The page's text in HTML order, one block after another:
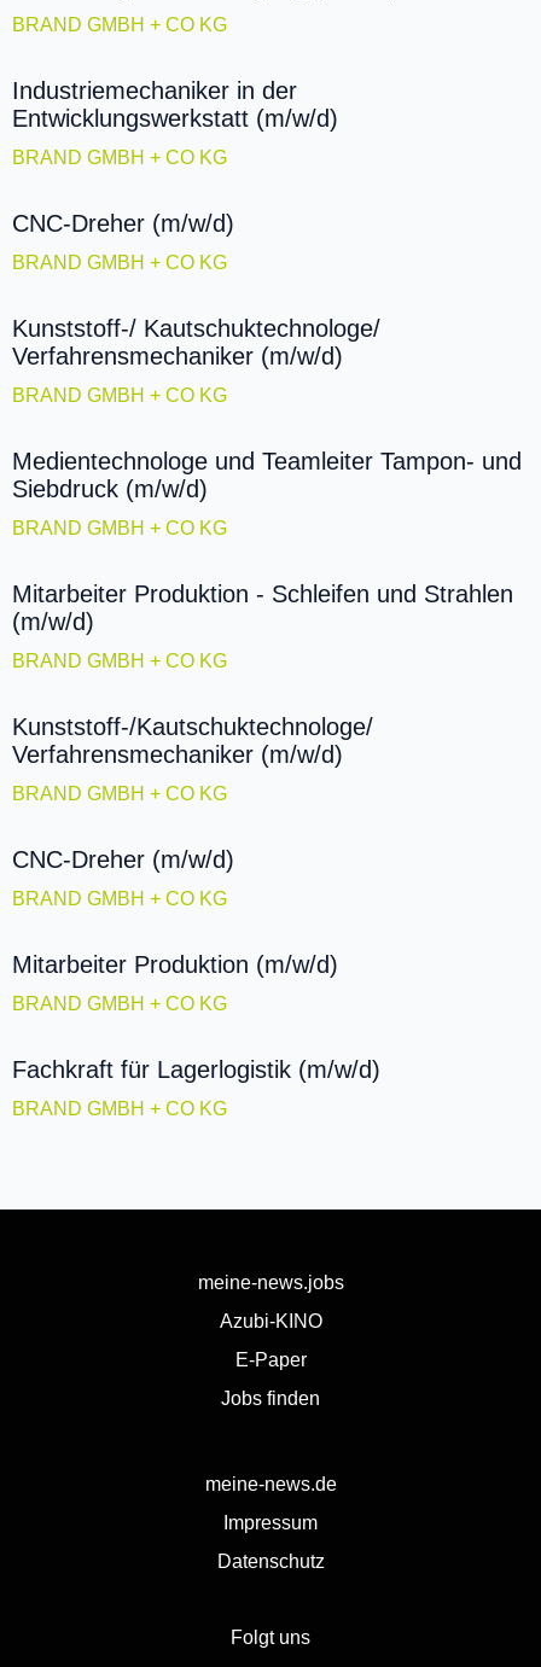
BRAND GMBH + CO KG
Industriemechaniker in der
Entwicklungswerkstatt (m/w/d)
BRAND GMBH + CO KG
CNC-Dreher (m/w/d)
BRAND GMBH + CO KG
Kunststoff-/ Kautschuktechnologe/
Verfahrensmechaniker (m/w/d)
BRAND GMBH + CO KG
Medientechnologe und Teamleiter Tampon- und
Siebdruck (m/w/d)
BRAND GMBH + CO KG
Mitarbeiter Produktion - Schleifen und Strahlen
(m/w/d)
BRAND GMBH + CO KG
Kunststoff-/Kautschuktechnologe/
Verfahrensmechaniker (m/w/d)
BRAND GMBH + CO KG
CNC-Dreher (m/w/d)
BRAND GMBH + CO KG
Mitarbeiter Produktion (m/w/d)
BRAND GMBH + CO KG
Fachkraft für Lagerlogistik (m/w/d)
BRAND GMBH + CO KG
meine-news.jobs
Azubi-KINO
E-Paper
Jobs finden
meine-news.de
Impressum
Datenschutz
Folgt uns